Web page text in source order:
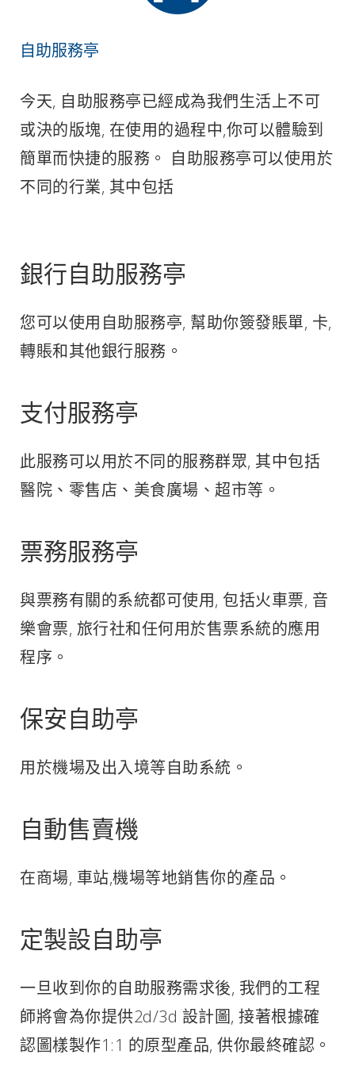
自助服務亭
今天, 自助服務亭已經成為我們生活上不可
或決的版塊, 在使用的過程中,你可以體驗到
簡單而快捷的服務。 自助服務亭可以使用於
不同的行業, 其中包括
銀行自助服務亭
您可以使用自助服務亭, 幫助你簽發賬單, 卡,
轉賬和其他銀行服務。
支付服務亭
此服務可以用於不同的服務群眾, 其中包括
醫院、零售店、美食廣場、超市等。
票務服務亭
與票務有關的系統都可使用, 包括火車票, 音
樂會票, 旅行社和任何用於售票系統的應用
程序。
保安自助亭
用於機場及出入境等自助系統。
自動售賣機
在商場, 車站,機場等地銷售你的產品。
定製設自助亭
一旦收到你的自助服務需求後, 我們的工程
師將會為你提供2d/3d 設計圖, 接著根據確
認圖樣製作1:1 的原型產品, 供你最終確認。